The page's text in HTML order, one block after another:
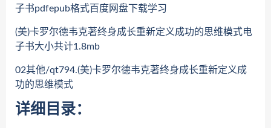
子书pdfepub格式百度网盘下载学习
(美)卡罗尔德韦克著终身成长重新定义成功的思维模式电
子书大小共计1.8mb
02其他/qt794.(美)卡罗尔德韦克著终身成长重新定义成
功的思维模式
详细目录：